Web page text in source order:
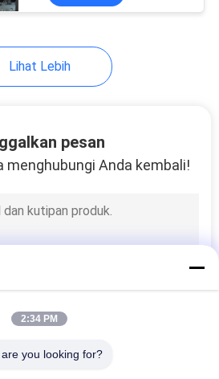
Lihat Lebih
pesan
menghubungi Anda kembali!
2:34 PM
you looking for?